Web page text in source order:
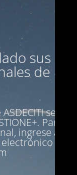
sus
de
se ha
. Para
ingrese a la